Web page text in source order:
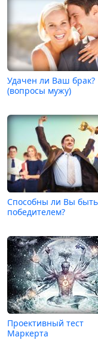
Удачен ли Ваш брак?
(вопросы мужу)
Способны ли Вы быть
победителем?
Проективный тест
Маркерта